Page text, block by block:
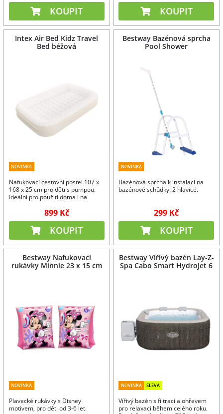
KOUPIT KOUPIT
Intex Air Bed Kidz Travel
Bed béžová
NOVINKA
Nafukovací cestovní postel 107 x
168 x 25 cm pro děti s pumpou.
Ideální pro použití doma i na
899 Kč
KOUPIT
Bestway Bazénová sprcha
Pool Shower
NOVINKA
Bazénová sprcha k instalaci na
bazénové schůdky. 2 hlavice.
299 Kč
KOUPIT
Bestway Nafukovací
rukávky Minnie 23 x 15 cm
NOVINKA
Plavecké rukávky s Disney
motivem, pro děti od 3-6 let.
Bestway Vířivý bazén Lay-Z-
Spa Cabo Smart HydroJet 6
NOVINKA SLEVA
Vířivý bazén s filtrací a ohřevem
pro relaxaci během celého roku.